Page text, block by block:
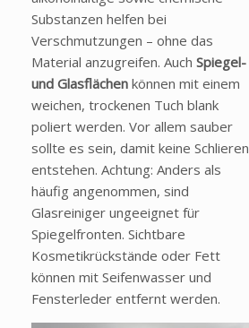
Substanzen helfen bei
Verschmutzungen – ohne das
Material anzugreifen. Auch Spiegel-
und Glasflächen können mit einem
weichen, trockenen Tuch blank
poliert werden. Vor allem sauber
sollte es sein, damit keine Schlieren
entstehen. Achtung: Anders als
häufig angenommen, sind
Glasreiniger ungeeignet für
Spiegelfronten. Sichtbare
Kosmetikrückstände oder Fett
können mit Seifenwasser und
Fensterleder entfernt werden.